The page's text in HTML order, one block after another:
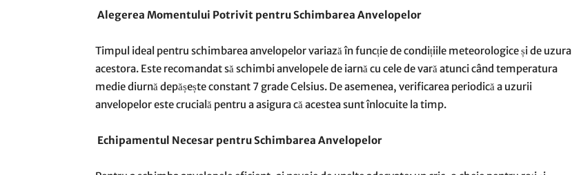
presa
Alegerea Momentului Potrivit pentru Schimbarea Anvelopelor
Timpul ideal pentru schimbarea anvelopelor variază în funcție de condițiile meteorologice și de uzura
acestora. Este recomandat să schimbi anvelopele de iarnă cu cele de vară atunci când temperatura
medie diurnă depășește constant 7 grade Celsius. De asemenea, verificarea periodică a uzurii
anvelopelor este crucială pentru a asigura că acestea sunt înlocuite la timp.
Echipamentul Necesar pentru Schimbarea Anvelopelor